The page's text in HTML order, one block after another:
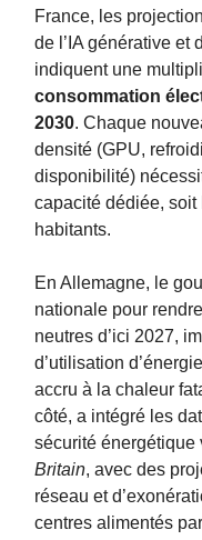
France, les
de l’IA générative et
indiquent une
consommation
2030. Chaque
densité (GPU,
disponibilité)
capacité dédiée, soit
habitants.
En Allemagne, le
nationale pour
neutres d’ici 2027,
d’utilisation
accru à la chaleur
côté, a intégré les
sécurité énergétique
Britain, avec des
réseau et
centres alimentés